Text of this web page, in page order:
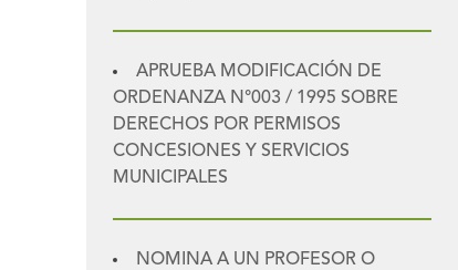
APRUEBA MODIFICACIÓN DE
ORDENANZA N°003 / 1995 SOBRE
DERECHOS POR PERMISOS
CONCESIONES Y SERVICIOS
MUNICIPALES
NOMINA A UN PROFESOR O